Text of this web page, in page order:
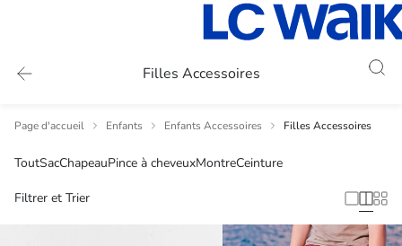
Filles Accessoires
Page d'accueil Enfants Enfants Accessoires Filles Accessoires
ToutSacChapeauPince à cheveuxMontreCeinture
Filtrer et Trier